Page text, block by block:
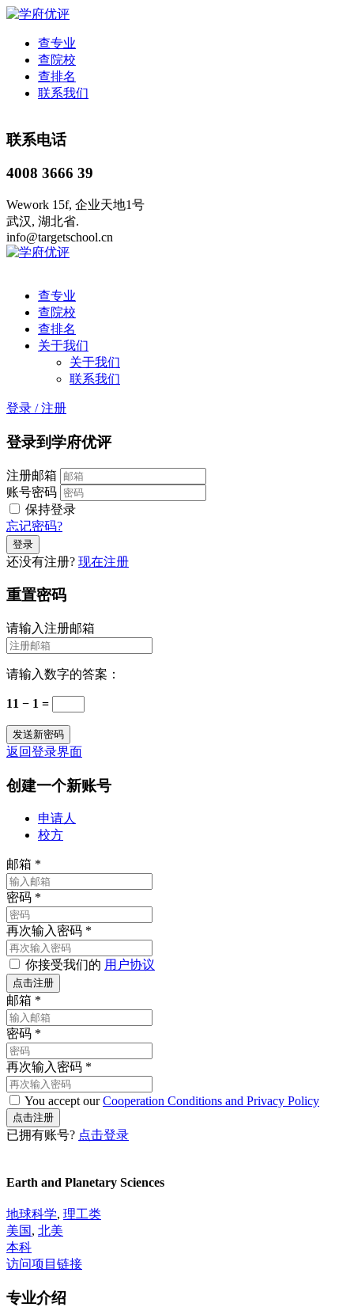
查专业
查院校
查排名
联系我们
联系电话
4008 3666 39
Wework 15f, 企业天地1号
武汉, 湖北省.
info@targetschool.cn
查专业
查院校
查排名
关于我们
关于我们
联系我们
登录 / 注册
登录到学府优评
注册邮箱
账号密码
保持登录
忘记密码?
还没有注册? 现在注册
重置密码
请输入注册邮箱
请输入数字的答案：
11 − 1 =
返回登录界面
创建一个新账号
申请人
校方
邮箱 *
密码 *
再次输入密码 *
你接受我们的 用户协议
邮箱 *
密码 *
再次输入密码 *
You accept ourCooperation Conditions and Privacy Policy
已拥有账号? 点击登录
Earth and Planetary Sciences
地球科学, 理工类
美国, 北美
本科
访问项目链接
专业介绍